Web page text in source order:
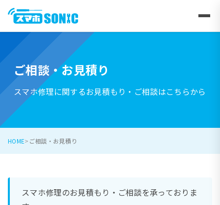
ご相談・お見積り
スマホ修理に関するお見積もり・ご相談はこちらから
HOME ご相談・お見積り
スマホ修理のお見積もり・ご相談を承っておりま